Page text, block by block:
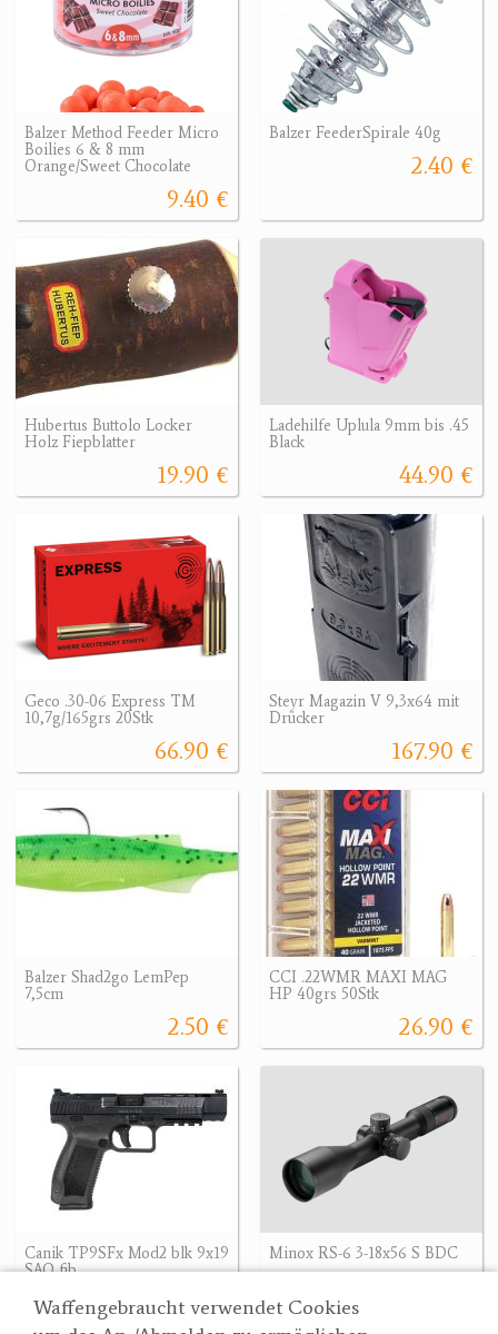
Waffengebraucht verwendet Cookies
Balzer Method Feeder Micro
Boilies 6 & 8 mm
Orange/Sweet Chocolate
9.40 €
Balzer FeederSpirale 40g
2.40 €
Hubertus Buttolo Locker
Holz Fiepblatter
19.90 €
Ladehilfe Uplula 9mm bis .45
Black
44.90 €
Geco .30-06 Express TM
10,7g/165grs 20Stk
66.90 €
Steyr Magazin V 9,3x64 mit
Drücker
167.90 €
Balzer Shad2go LemPep
7,5cm
2.50 €
CCI .22WMR MAXI MAG
HP 40grs 50Stk
26.90 €
Canik TP9SFx Mod2 blk 9x19
SAO fib
535.50 €
535.50 €
Minox RS-6 3-18x56 S BDC